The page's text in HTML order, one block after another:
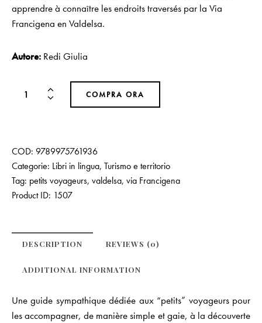
apprendre à connaître les endroits traversés par la Via
Francigena en Valdelsa.
Autore: Redi Giulia
COMPRA ORA
COD: 9789975761936
Categorie: Libri in lingua, Turismo e territorio
Tag: petits voyageurs, valdelsa, via Francigena
Product ID: 1507
DESCRIPTION REVIEWS (0)
ADDITIONAL INFORMATION
Une guide sympathique dédiée aux “petits” voyageurs pour
les accompagner, de manière simple et gaie, à la découverte